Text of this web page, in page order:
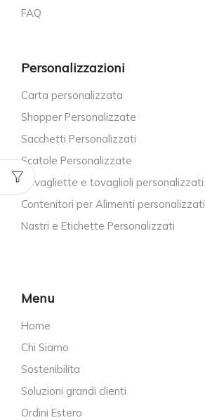
FAQ
Personalizzazioni
Carta personalizzata
Shopper Personalizzate
Sacchetti Personalizzati
Scatole Personalizzate
Tovagliette e tovaglioli personalizzati
Contenitori per Alimenti personalizzati
Nastri e Etichette Personalizzati
Menu
Home
Chi Siamo
Sostenibilita
Soluzioni grandi clienti
Ordini Estero